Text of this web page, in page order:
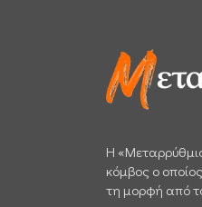
H
κόμβος ο
τη μορφή από